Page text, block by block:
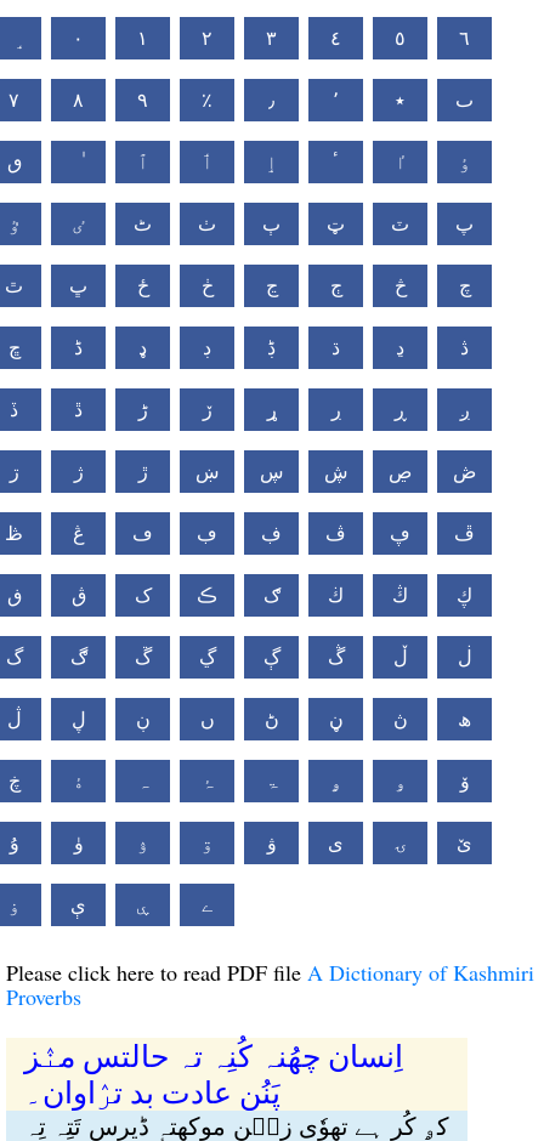
٠ ١ ٢ ٣ ٤ ٥ ٦
٧ ٨ ٩ ٪ ٫ ٬ ٭ ٮ
ٯ ٱ ٲ ٳ ٴ ٵ ٶ
ٷ ٸ ٹ ٺ ٻ ټ ٽ پ
ٿ ڀ ځ ڂ ڃ ڄ څ چ
ڇ ڈ ډ ڊ ڋ ڌ ڍ ڎ
ڏ ڐ ڑ ڒ ړ ڔ ڕ ږ
ڗ ژ ڙ ښ ڛ ڜ ڝ ڞ
ڟ ڠ ڡ ڢ ڣ ڤ ڥ ڦ
ڧ ڨ ک ڪ ګ ڬ ڭ ڮ
گ ڰ ڱ ڲ ڳ ڴ ڵ ڶ
ڷ ڸ ڹ ں ڻ ڼ ڽ ھ
ڿ ۀ ۂ ۃ ۄ ۅ ۆ
ۇ ۈ ۉ ۊ ۋ ی ۍ ێ
ۏ ې ۑ ے
Please click here to read PDF file A Dictionary of Kashmiri
Proverbs
اِنسان چھُنہ کُنِہ تہ حالتس منٛز
پَنُن عادت بد ترٛاوان۔
کۄ کُر ہے تھوٗی زٮ۪ن موکھتہٕ ڈیرس تَتِہ تِہ